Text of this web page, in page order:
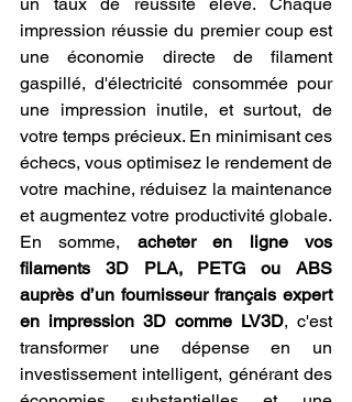
impression réussie du premier coup est
une économie directe de filament
gaspillé, d'électricité consommée pour
une impression inutile, et surtout, de
votre temps précieux. En minimisant ces
échecs, vous optimisez le rendement de
votre machine, réduisez la maintenance
et augmentez votre productivité globale.
En somme, acheter en ligne vos
filaments 3D PLA, PETG ou ABS
auprès d’un fournisseur français expert
en impression 3D comme LV3D, c'est
transformer une dépense en un
investissement intelligent, générant des